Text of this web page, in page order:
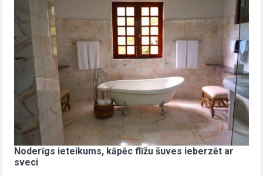
Noderīgs ieteikums, kāpēc flīžu šuves ieberzēt ar
sveci